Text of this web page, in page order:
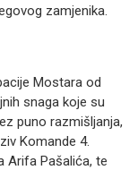
zamjenika.
Mostara od
snaga koje su
puno razmišljanja,
Komande 4.
Arifa Pašalića, te